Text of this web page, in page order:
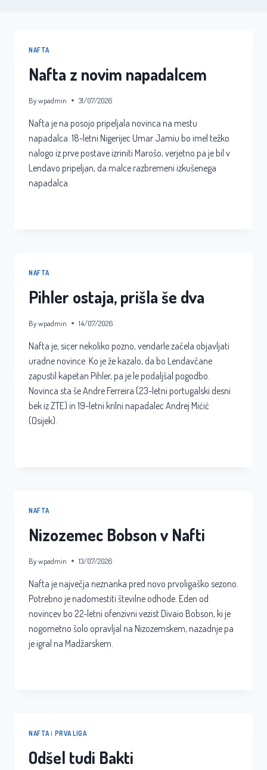
NAFTA
Nafta z novim napadalcem
Bywpadmin 31/07/2026
Nafta je na posojo pripeljala novinca na mestu
napadalca. 18-letni Nigerijec Umar Jamiu bo imel težko
nalogo iz prve postave izriniti Marošo, verjetno pa je bil v
Lendavo pripeljan, da malce razbremeni izkušenega
napadalca.
NAFTA
Pihler ostaja, prišla še dva
Bywpadmin 14/07/2026
Nafta je, sicer nekoliko pozno, vendarle začela objavljati
uradne novince. Ko je že kazalo, da bo Lendavčane
zapustil kapetan Pihler, pa je le podaljšal pogodbo.
Novinca sta še Andre Ferreira (23-letni portugalski desni
bek iz ZTE) in 19-letni krilni napadalec Andrej Mićić
(Osijek).
NAFTA
Nizozemec Bobson v Nafti
Bywpadmin 13/07/2026
Nafta je največja neznanka pred novo prvoligaško sezono.
Potrebno je nadomestiti številne odhode. Eden od
novincev bo 22-letni ofenzivni vezist Divaio Bobson, ki je
nogometno šolo opravljal na Nizozemskem, nazadnje pa
je igral na Madžarskem.
NAFTA| PRVA LIGA
Odšel tudi Bakti